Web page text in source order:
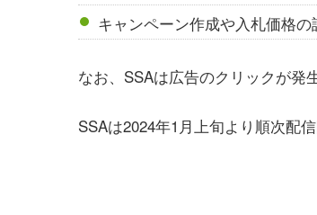
キャンペーン作成や入札価格の
なお、SSAは広告のクリックが発
SSAは2024年1月上旬より順次配